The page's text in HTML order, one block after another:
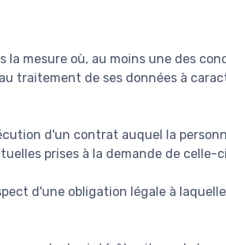
mesure où, au moins une des
traitement de ses données à
d'un contrat auquel la
prises à la demande de celle-
d'une obligation légale à